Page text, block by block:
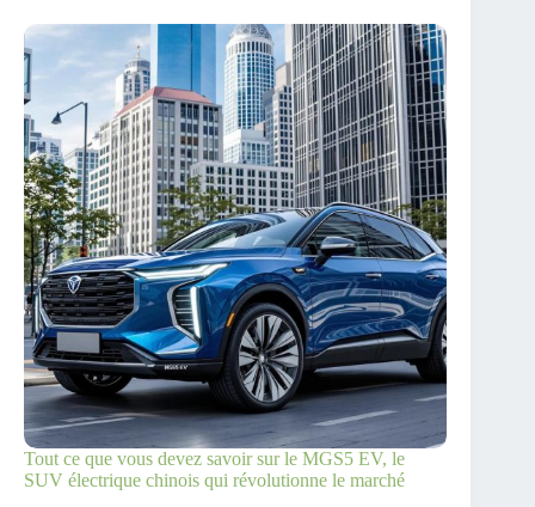
Tout ce que vous devez savoir sur le MGS5 EV, le
SUV électrique chinois qui révolutionne le marché